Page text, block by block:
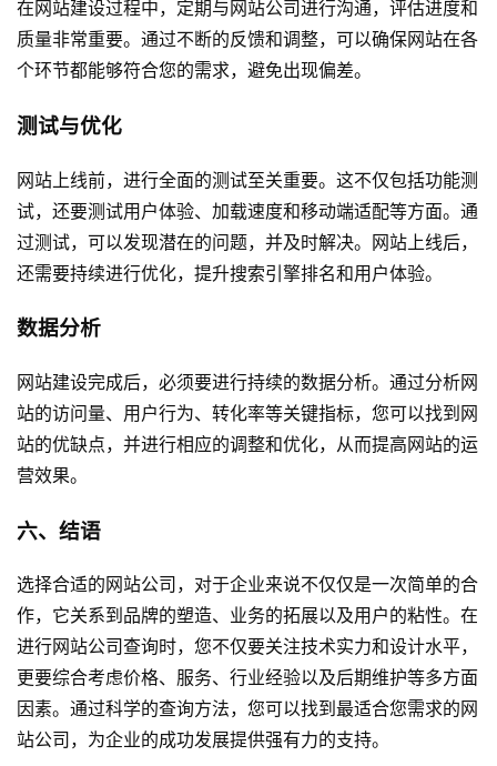
在网站建设过程中，定期与网站公司进行沟通，评估进度和
质量非常重要。通过不断的反馈和调整，可以确保网站在各
个环节都能够符合您的需求，避免出现偏差。
测试与优化
网站上线前，进行全面的测试至关重要。这不仅包括功能测
试，还要测试用户体验、加载速度和移动端适配等方面。通
过测试，可以发现潜在的问题，并及时解决。网站上线后，
还需要持续进行优化，提升搜索引擎排名和用户体验。
数据分析
网站建设完成后，必须要进行持续的数据分析。通过分析网
站的访问量、用户行为、转化率等关键指标，您可以找到网
站的优缺点，并进行相应的调整和优化，从而提高网站的运
营效果。
六、结语
选择合适的网站公司，对于企业来说不仅仅是一次简单的合
作，它关系到品牌的塑造、业务的拓展以及用户的粘性。在
进行网站公司查询时，您不仅要关注技术实力和设计水平，
更要综合考虑价格、服务、行业经验以及后期维护等多方面
因素。通过科学的查询方法，您可以找到最适合您需求的网
站公司，为企业的成功发展提供强有力的支持。